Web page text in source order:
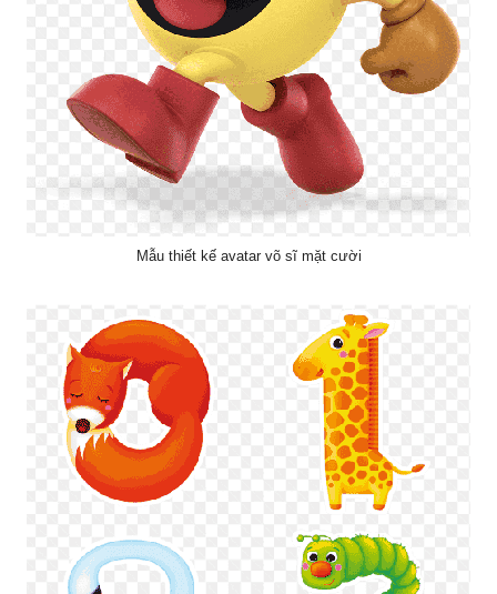
Mẫu thiết kế avatar võ sĩ mặt cười